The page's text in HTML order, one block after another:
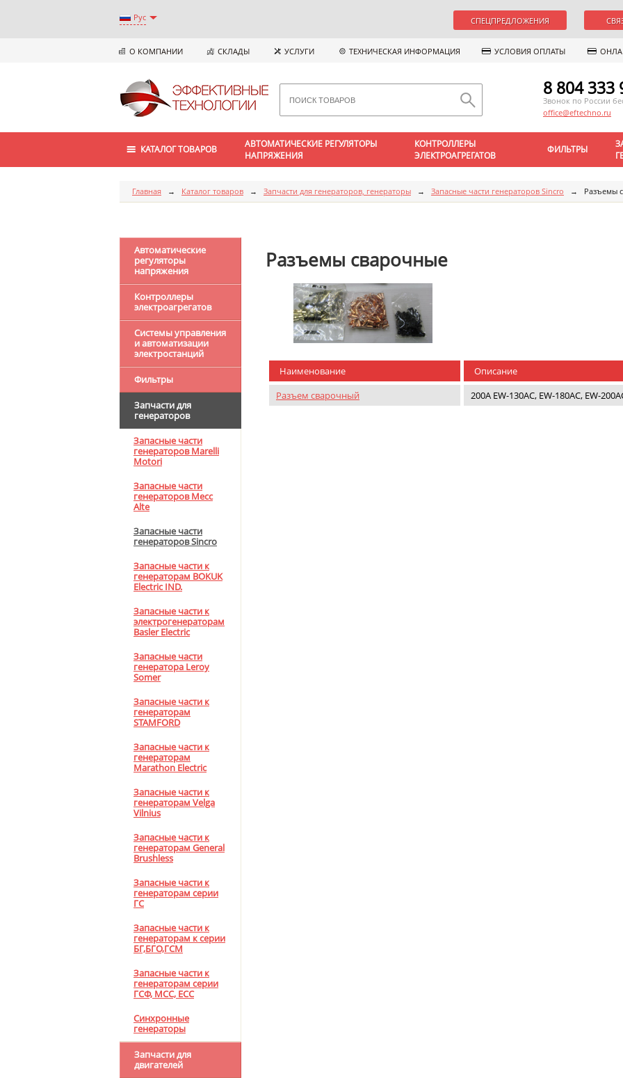
Рус СПЕЦПРЕДЛОЖЕНИЯ
О КОМПАНИИ СКЛАДЫ УСЛУГИ ТЕХНИЧЕСКАЯ ИНФОРМАЦИЯ УСЛОВИЯ ОПЛАТЫ
8 804 333
Звонок по России
office@eftechno.ru
КАТАЛОГ ТОВАРОВ
АВТОМАТИЧЕСКИЕ РЕГУЛЯТОРЫ
НАПРЯЖЕНИЯ
КОНТРОЛЛЕРЫ
ЭЛЕКТРОАГРЕГАТОВ
ФИЛЬТРЫ
Главная → Каталог товаров → Запчасти для генераторов, генераторы → Запасные части генераторов Sincro → Разъемы
Автоматические
регуляторы
напряжения
Контроллеры
электроагрегатов
Системы управления
и автоматизации
электростанций
Фильтры
Запчасти для
генераторов
Запасные части
генераторов Marelli
Motori
Запасные части
генераторов Mecc
Alte
Запасные части
генераторов Sincro
Запасные части к
генераторам BOKUK
Electric IND.
Запасные части к
электрогенераторам
Basler Electric
Запасные части
генератора Leroy
Somer
Запасные части к
генераторам
STAMFORD
Запасные части к
генераторам
Marathon Electric
Запасные части к
генераторам Velga
Vilnius
Запасные части к
генераторам General
Brushless
Запасные части к
генераторам серии
ГС
Запасные части к
генераторам к серии
БГ,БГО,ГСМ
Запасные части к
генераторам серии
ГСФ, МСС, ЕСС
Синхронные
генераторы
Запчасти для
двигателей
Разъемы сварочные
Наименование
Описание
Разъем сварочный
200А EW-130AC, EW-180AC, EW-